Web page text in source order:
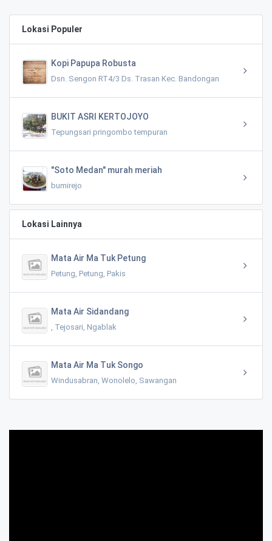
Lokasi Populer
Kopi Papupa Robusta
Dsn. Sengon RT4/3 Ds. Trasan Kec. Bandongan
BUKIT ASRI KERTOJOYO
Tepungsari pringombo tempuran
"Soto Medan" murah meriah
bumirejo
Lokasi Lainnya
Mata Air Ma Tuk Petung
Petung, Petung, Pakis
Mata Air Sidandang
, Tejosari, Ngablak
Mata Air Ma Tuk Songo
Windusabran, Wonolelo, Sawangan